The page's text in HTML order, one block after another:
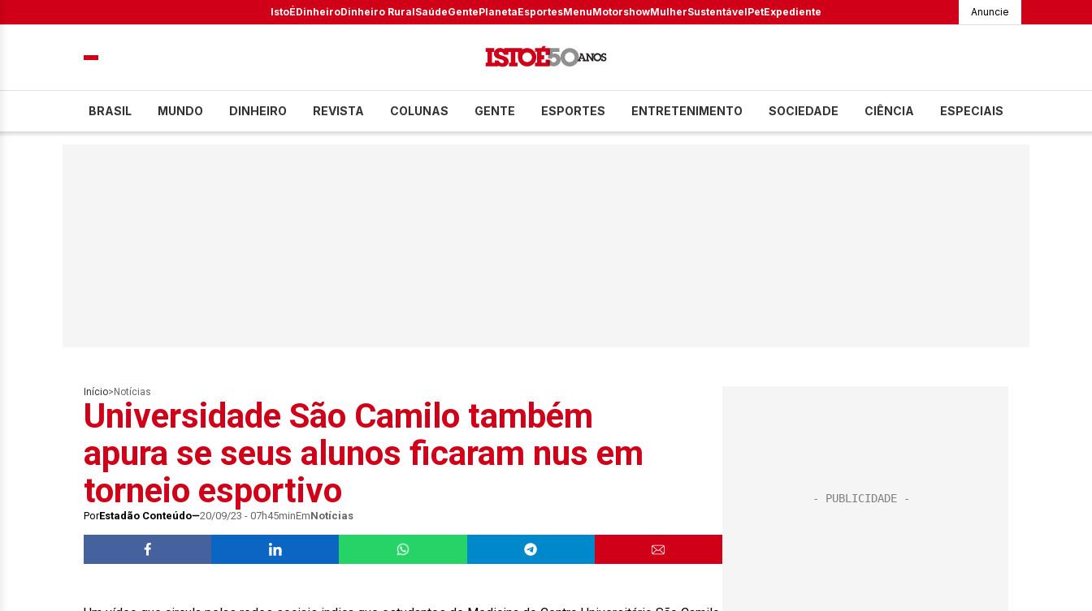
IstoÉDinheiroDinheiro RuralSaúdeGentePlanetaEsportesMenuMotorshowMulherSustentávelPetExpediente Anuncie
BRASIL MUNDO DINHEIRO REVISTA COLUNAS GENTE ESPORTES ENTRETENIMENTO SOCIEDADE CIÊNCIA ESPECIAIS
Início> Notícias
Universidade São Camilo também
apura se seus alunos ficaram nus em
torneio esportivo
PorEstadão Conteúdo 20/09/23 - 07h45minEmNotícias